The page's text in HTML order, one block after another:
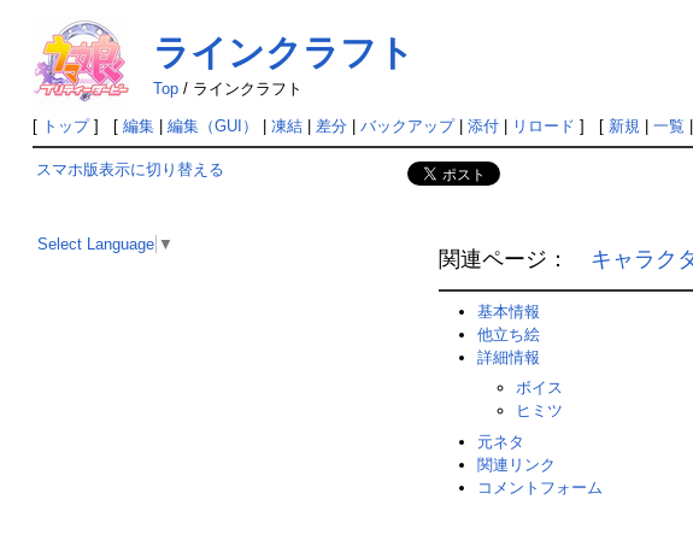
ラインクラフト
Top/ ラインクラフト
[ トップ] [ 編集| 編集（GUI） 凍結| 差分| バックアップ| 添付| リロード ] [ 新規| 一覧
スマホ版表示に切り替える
Select Language ▼
関連ページ： キャラク
基本情報
他立ち絵
詳細情報
ボイス
ヒミツ
元ネタ
関連リンク
コメントフォーム